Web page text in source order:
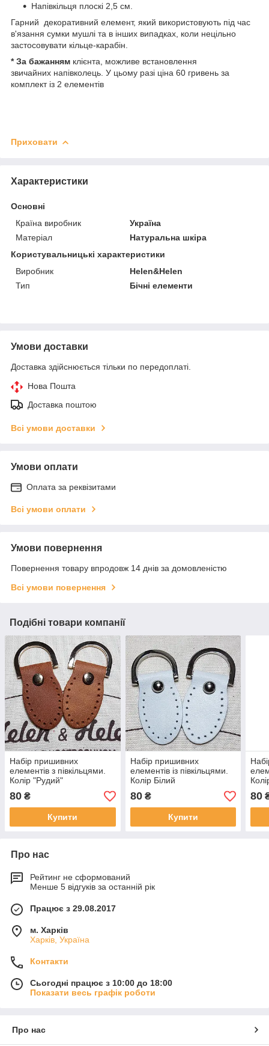
Напівкільця плоскі 2,5 см.
Гарний декоративний елемент, який використовують під час
в'язання сумки мушлі та в інших випадках, коли нецільно
застосовувати кільце-карабін.
* За бажанням клієнта, можливе встановлення
звичайних напівколець. У цьому разі ціна 60 гривень за
комплект із 2 елементів
Приховати
Характеристики
Основні
Країна виробник
Україна
Матеріал
Натуральна шкіра
Користувальницькі характеристики
Виробник
Helen&Helen
Тип
Бічні елементи
Умови доставки
Доставка здійснюється тільки по передоплаті.
Нова Пошта
Доставка поштою
Всі умови доставки
Умови оплати
Оплата за реквізитами
Всі умови оплати
Умови повернення
Повернення товару впродовж 14 днів за домовленістю
Всі умови повернення
Подібні товари компанії
Набір пришивних
елементів з півкільцями.
Колір "Рудий"
80 ₴
Купити
Набір пришивних
елементів із півкільцями.
Колір Білий
80₴
Купити
80
Про нас
Рейтинг не сформований
Менше 5 відгуків за останній рік
Працює з 29.08.2017
м. Харків
Харків, Україна
Контакти
Сьогодні працює з 10:00 до 18:00
Показати весь графік роботи
Про нас